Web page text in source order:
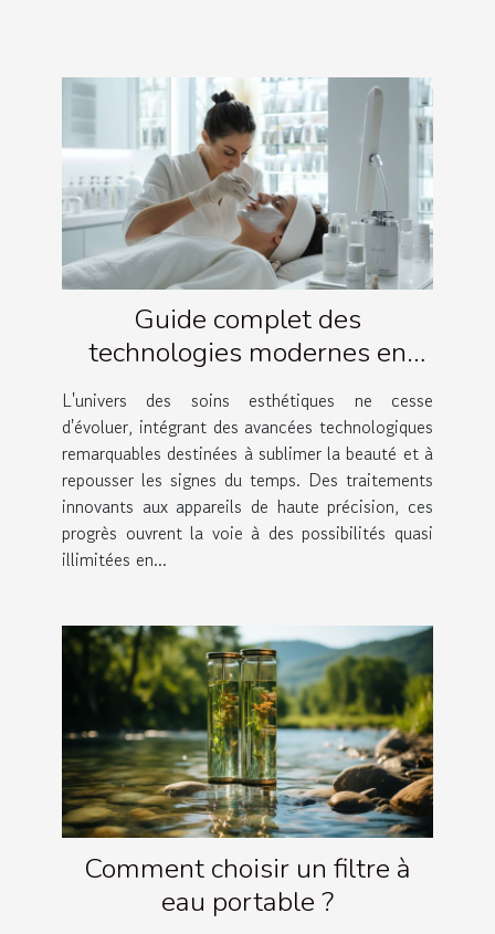
Guide complet des
technologies modernes en
soins esthétiques
L'univers des soins esthétiques ne cesse
d'évoluer, intégrant des avancées technologiques
remarquables destinées à sublimer la beauté et à
repousser les signes du temps. Des traitements
innovants aux appareils de haute précision, ces
progrès ouvrent la voie à des possibilités quasi
illimitées en...
Comment choisir un filtre à
eau portable ?